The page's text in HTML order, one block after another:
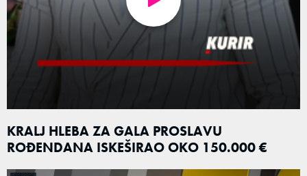
KRALJ HLEBA ZA GALA PROSLAVU
ROĐENDANA ISKEŠIRAO OKO 150.000 €